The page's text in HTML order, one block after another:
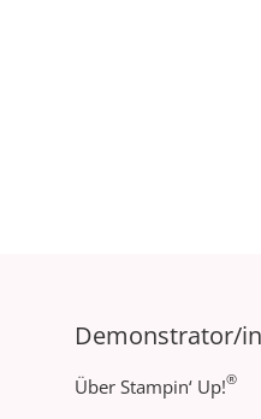
Demonstrator/
Über Stampin‘ Up!®